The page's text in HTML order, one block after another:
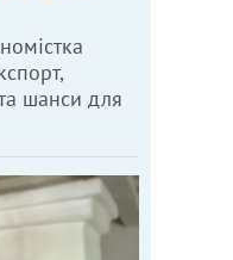
шанси для